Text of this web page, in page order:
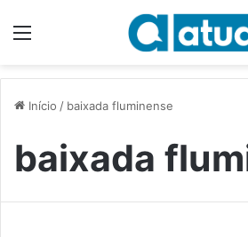
Início / baixada fluminense
baixada